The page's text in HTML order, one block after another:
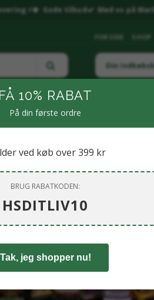
⚡ Gode tilbud Mød os på
FORSIDE SHOP
Din
🧴PERSONLIG PLEJE 🌶️ KRYDDERIER &
💎
FÅ 10% RABAT
På din første ordre
ved køb over 399 kr
BRUG RABATKODEN:
HSDITLIV10
Tak, jeg shopper nu!